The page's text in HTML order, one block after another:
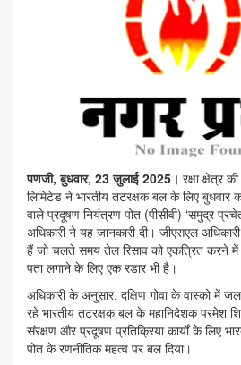
पणजी, बुधवार, 23 जुलाई 2025। रक्षा क्षेत्र
लिमिटेड ने भारतीय तटरक्षक बल के लिए बुधवार
वाले प्रदूषण नियंत्रण पोत (पीसीवी) ‘समुद्र
अधिकारी ने यह जानकारी दी। जीएसएल
हैं जो चलते समय तेल रिसाव को एकत्रित करने
पता लगाने के लिए एक रडार भी है।
अधिकारी के अनुसार, दक्षिण गोवा के वास्को में
रहे भारतीय तटरक्षक बल के महानिदेशक परमेश
संरक्षण और प्रदूषण प्रतिक्रिया कार्यों के लिए
पोत के रणनीतिक महत्व पर बल दिया।